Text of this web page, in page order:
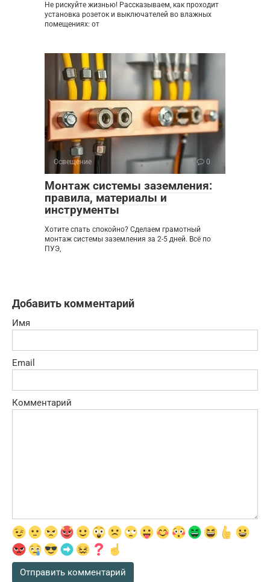
Не рискуйте жизнью! Рассказываем, как проходит
установка розеток и выключателей во влажных
помещениях: от
Освещение 0
Монтаж системы заземления:
правила, материалы и
инструменты
Хотите спать спокойно? Сделаем грамотный
монтаж системы заземления за 2-5 дней. Всё по
ПУЭ,
Добавить комментарий
Имя
Email
Комментарий